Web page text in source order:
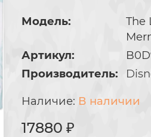
Модель:
The
Артикул:
Производитель:
В наличии
17880 ₽